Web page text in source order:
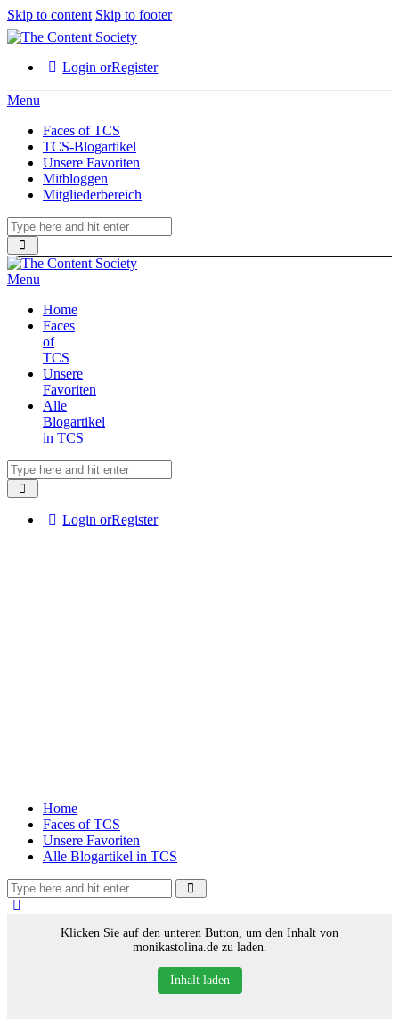
Skip to content Skip to footer
Login orRegister
Menu
Faces of TCS
TCS-Blogartikel
Unsere Favoriten
Mitbloggen
Mitgliederbereich
Menu
Home
Faces
of
TCS
Unsere
Favoriten
Alle
Blogartikel
in TCS
Login orRegister
Home
Faces of TCS
Unsere Favoriten
Alle Blogartikel in TCS
Klicken Sie auf den unteren Button, um den Inhalt von
monikastolina.de zu laden.
Inhalt laden